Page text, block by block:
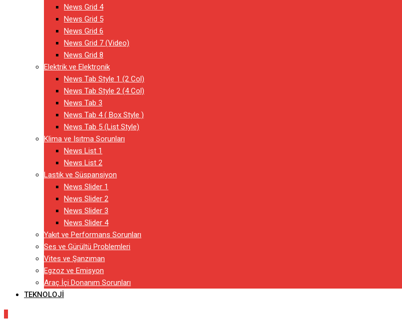
News Grid 4
News Grid 5
News Grid 6
News Grid 7 (Video)
News Grid 8
Elektrik ve Elektronik
News Tab Style 1 (2 Col)
News Tab Style 2 (4 Col)
News Tab 3
News Tab 4 ( Box Style )
News Tab 5 (List Style)
Klima ve Isıtma Sorunları
News List 1
News List 2
Lastik ve Süspansiyon
News Slider 1
News Slider 2
News Slider 3
News Slider 4
Yakıt ve Performans Sorunları
Ses ve Gürültü Problemleri
Vites ve Şanzıman
Egzoz ve Emisyon
Araç İçi Donanım Sorunları
TEKNOLOJI